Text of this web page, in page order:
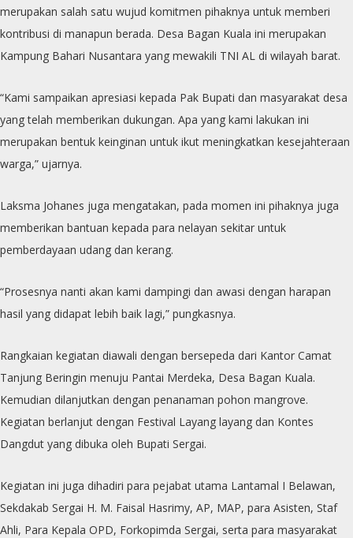
merupakan salah satu wujud komitmen pihaknya untuk memberi
kontribusi di manapun berada. Desa Bagan Kuala ini merupakan
Kampung Bahari Nusantara yang mewakili TNI AL di wilayah barat.
“Kami sampaikan apresiasi kepada Pak Bupati dan masyarakat desa
yang telah memberikan dukungan. Apa yang kami lakukan ini
merupakan bentuk keinginan untuk ikut meningkatkan kesejahteraan
warga,” ujarnya.
Laksma Johanes juga mengatakan, pada momen ini pihaknya juga
memberikan bantuan kepada para nelayan sekitar untuk
pemberdayaan udang dan kerang.
“Prosesnya nanti akan kami dampingi dan awasi dengan harapan
hasil yang didapat lebih baik lagi,” pungkasnya.
Rangkaian kegiatan diawali dengan bersepeda dari Kantor Camat
Tanjung Beringin menuju Pantai Merdeka, Desa Bagan Kuala.
Kemudian dilanjutkan dengan penanaman pohon mangrove.
Kegiatan berlanjut dengan Festival Layang layang dan Kontes
Dangdut yang dibuka oleh Bupati Sergai.
Kegiatan ini juga dihadiri para pejabat utama Lantamal I Belawan,
Sekdakab Sergai H. M. Faisal Hasrimy, AP, MAP, para Asisten, Staf
Ahli, Para Kepala OPD, Forkopimda Sergai, serta para masyarakat